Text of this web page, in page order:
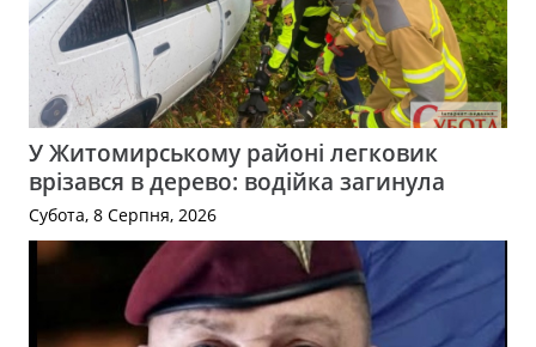
У Житомирському районі легковик
врізався в дерево: водійка загинула
Субота, 8 Серпня, 2026